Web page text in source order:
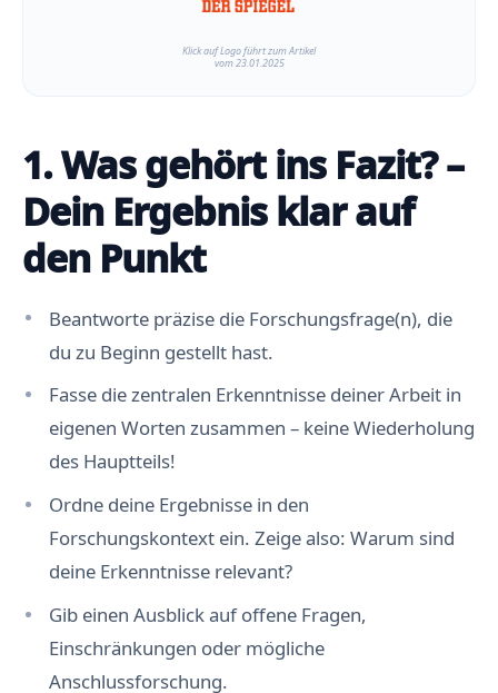
Klick auf Logo führt zum Artikel
vom 23.01.2025
1. Was gehört ins Fazit? –
Dein Ergebnis klar auf
den Punkt
Beantworte präzise die Forschungsfrage(n), die
du zu Beginn gestellt hast.
Fasse die zentralen Erkenntnisse deiner Arbeit in
eigenen Worten zusammen – keine Wiederholung
des Hauptteils!
Ordne deine Ergebnisse in den
Forschungskontext ein. Zeige also: Warum sind
deine Erkenntnisse relevant?
Gib einen Ausblick auf offene Fragen,
Einschränkungen oder mögliche
Anschlussforschung.